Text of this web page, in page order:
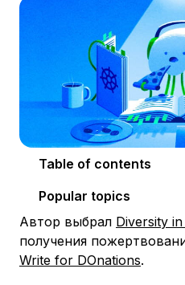
Table of contents
Popular topics
Автор выбрал Diversity
получения
Write for DOnations.